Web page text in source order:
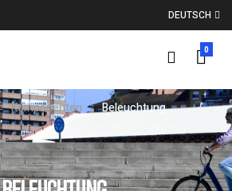
DEUTSCH
0
Komponenten Beleuchtung